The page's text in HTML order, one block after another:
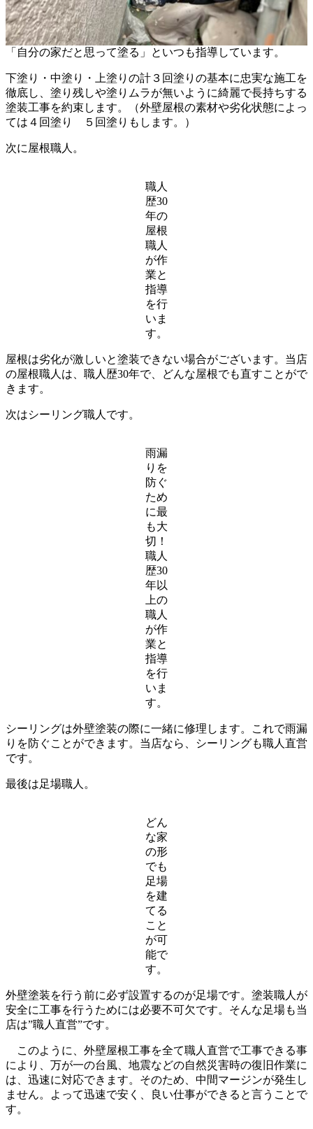
「自分の家だと思って塗る」といつも指導しています。
下塗り・中塗り・上塗りの計３回塗りの基本に忠実な施工を
徹底し、塗り残しや塗りムラが無いように綺麗で長持ちする
塗装工事を約束します。（外壁屋根の素材や劣化状態によっ
ては４回塗り ５回塗りもします。）
次に屋根職人。
職人
歴30
年の
屋根
職人
が作
業と
指導
を行
いま
す。
屋根は劣化が激しいと塗装できない場合がございます。当店
の屋根職人は、職人歴30年で、どんな屋根でも直すことがで
きます。
次はシーリング職人です。
雨漏
りを
防ぐ
ため
に最
も大
切！
職人
歴30
年以
上の
職人
が作
業と
指導
を行
いま
す。
シーリングは外壁塗装の際に一緒に修理します。これで雨漏
りを防ぐことができます。当店なら、シーリングも職人直営
です。
最後は足場職人。
どん
な家
の形
でも
足場
を建
てる
こと
が可
能で
す。
外壁塗装を行う前に必ず設置するのが足場です。塗装職人が
安全に工事を行うためには必要不可欠です。そんな足場も当
店は”職人直営”です。
このように、外壁屋根工事を全て職人直営で工事できる事
により、万が一の台風、地震などの自然災害時の復旧作業に
は、迅速に対応できます。そのため、中間マージンが発生し
ません。よって迅速で安く、良い仕事ができると言うことで
す。